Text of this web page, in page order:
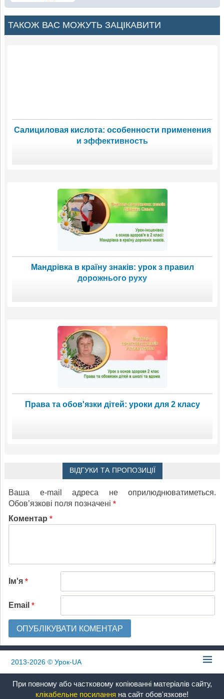
ТАКОЖ ВАС МОЖУТЬ ЗАЦІКАВИТИ
Салициловая кислота: особенности применения
и эффективность
Мандрівка в країну знаків: урок з правил
дорожнього руху
Права та обов'язки дітей: уроки для 2 класу
ВІДГУКИ ТА ПРОПОЗИЦІЇ
Ваша e-mail адреса не оприлюднюватиметься.
Обов’язкові поля позначені *
Коментар *
Ім'я *
Email *
2013-2026© Урок-UA
При повному або частковому копіюванні матеріалів сайту,
клікабельне посилання на сайт обов'язкове!